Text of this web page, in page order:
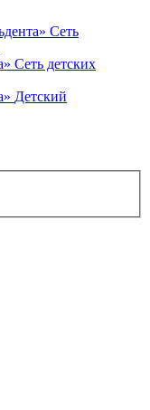
Сеть
Сеть детских
Детский